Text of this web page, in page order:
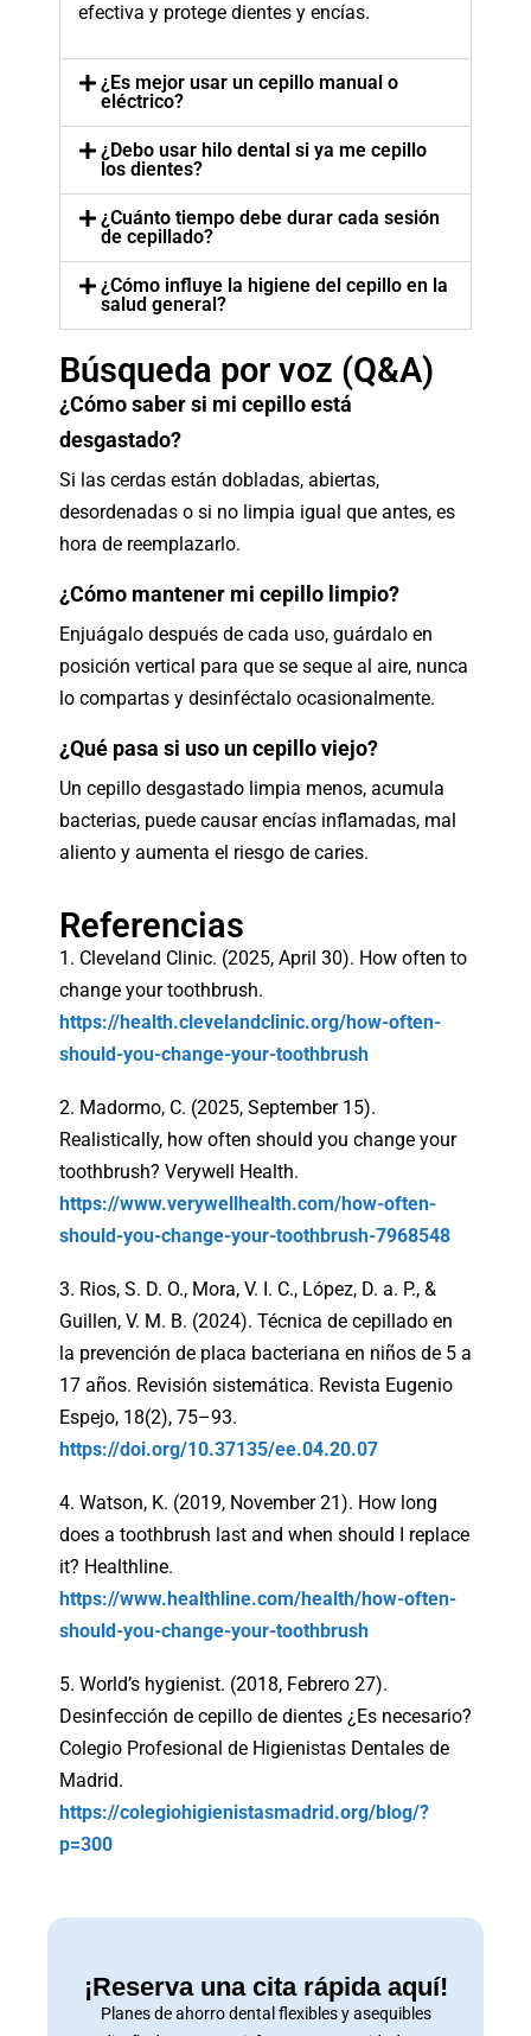
efectiva y protege dientes y encías.
¿Es mejor usar un cepillo manual o
eléctrico?
¿Debo usar hilo dental si ya me cepillo
los dientes?
¿Cuánto tiempo debe durar cada sesión
de cepillado?
¿Cómo influye la higiene del cepillo en la
salud general?
Búsqueda por voz (Q&A)
¿Cómo saber si mi cepillo está
desgastado?
Si las cerdas están dobladas, abiertas,
desordenadas o si no limpia igual que antes, es
hora de reemplazarlo.
¿Cómo mantener mi cepillo limpio?
Enjuágalo después de cada uso, guárdalo en
posición vertical para que se seque al aire, nunca
lo compartas y desinféctalo ocasionalmente.
¿Qué pasa si uso un cepillo viejo?
Un cepillo desgastado limpia menos, acumula
bacterias, puede causar encías inflamadas, mal
aliento y aumenta el riesgo de caries.
Referencias
1. Cleveland Clinic. (2025, April 30). How often to
change your toothbrush.
https://health.clevelandclinic.org/how-often-
should-you-change-your-toothbrush
2. Madormo, C. (2025, September 15).
Realistically, how often should you change your
toothbrush? Verywell Health.
https://www.verywellhealth.com/how-often-
should-you-change-your-toothbrush-7968548
3. Rios, S. D. O., Mora, V. I. C., López, D. a. P., &
Guillen, V. M. B. (2024). Técnica de cepillado en
la prevención de placa bacteriana en niños de 5 a
17 años. Revisión sistemática. Revista Eugenio
Espejo, 18(2), 75–93.
https://doi.org/10.37135/ee.04.20.07
4. Watson, K. (2019, November 21). How long
does a toothbrush last and when should I replace
it? Healthline.
https://www.healthline.com/health/how-often-
should-you-change-your-toothbrush
5. World’s hygienist. (2018, Febrero 27).
Desinfección de cepillo de dientes ¿Es necesario?
Colegio Profesional de Higienistas Dentales de
Madrid.
https://colegiohigienistasmadrid.org/blog/?
p=300
¡Reserva una cita rápida aquí!
Planes de ahorro dental flexibles y asequibles